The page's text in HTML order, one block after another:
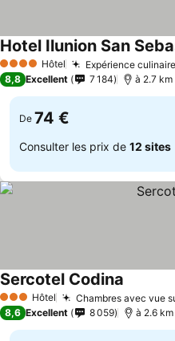
4 Étoiles Hôtel Expérience
Hotel Ilunion San
8,8 Excellent 7 184 à 2.7
De 74 €
Consulter les prix de 12 sites
3 ÉtoilesHôtel Chambres avec vue
Sercotel Codina
8,6 Excellent 8 059 à 2.6